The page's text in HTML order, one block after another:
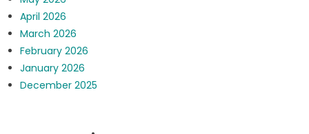
April 2026
March 2026
February 2026
January 2026
December 2025